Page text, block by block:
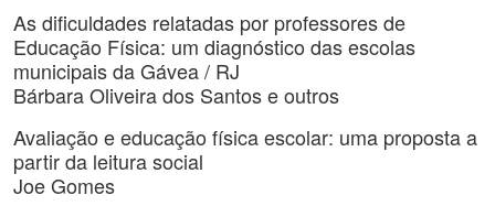
As dificuldades relatadas por professores de
Educação Física: um diagnóstico das escolas
municipais da Gávea / RJ
Bárbara Oliveira dos Santos e outros
Avaliação e educação física escolar: uma proposta a
partir da leitura social
Joe Gomes